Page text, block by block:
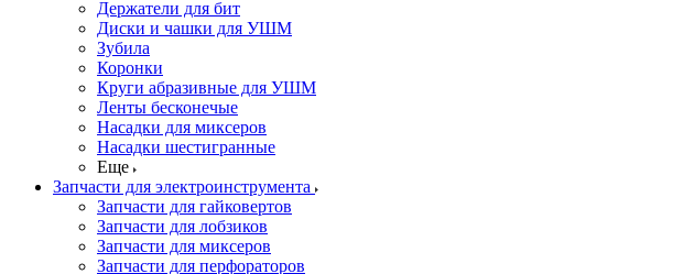
Держатели для бит
Диски и чашки для УШМ
Зубила
Коронки
Круги абразивные для УШМ
Ленты бесконечые
Насадки для миксеров
Насадки шестигранные
Еще
Запчасти для электроинструмента
Запчасти для гайковертов
Запчасти для лобзиков
Запчасти для миксеров
Запчасти для перфораторов